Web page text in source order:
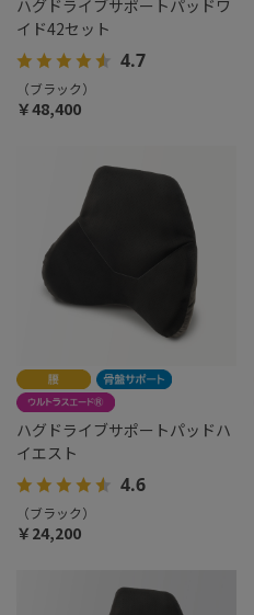
ハグドライブサポートパッドワ
イド42セット
4.7
（ブラック）
￥48,400
ハグドライブサポートパッドハ
イエスト
4.6
（ブラック）
￥24,200